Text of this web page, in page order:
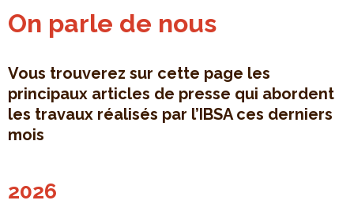
On parle de nous
Vous trouverez sur cette page les
principaux articles de presse qui abordent
les travaux réalisés par l’IBSA ces derniers
mois
2026